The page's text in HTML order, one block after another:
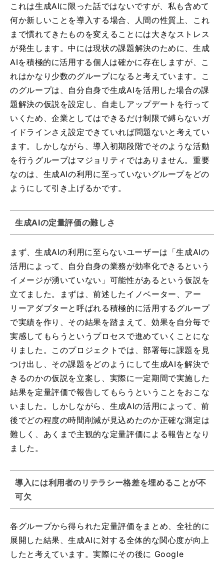
これは生成AIに限った話ではないですが、私も含めて
何か新しいことを導入する場合、人間の性質上、これ
まで慣れてきたものを変えることには大きなストレス
が発生します。中には現状の課題解決のために、生成
AIを積極的に活用する個人は確かに存在しますが、こ
れはかなり少数のグループになると考えています。こ
のグループは、自分自身で生成AIを活用した場合の課
題解決の仮説を設定し、自走しアップデートを行って
いくため、企業としてはできるだけ制限で縛らないガ
イドラインさえ設定できていれば問題ないと考えてい
ます。しかしながら、導入初期段階でそのような活動
を行うグループはマジョリティではありません。重要
なのは、生成AIの利用に至っていないグループをどの
ようにして引き上げるかです。
生成AIの定量評価の難しさ
まず、生成AIの利用に至らないユーザーは「生成AIの
活用によって、自分自身の業務が効率化できるという
イメージが湧いていない」可能性があるという仮説を
立てました。まずは、前述したイノベーター、アー
リーアダプターと呼ばれる積極的に活用するグループ
で実績を作り、その結果を踏まえて、効果を自分毎で
実感してもらうというプロセスで進めていくことにな
りました。このプロジェクトでは、部署毎に課題を見
つけ出し、その課題をどのようにして生成AIを解決で
きるのかの仮説を立案し、実際に一定期間で実施した
結果を定量評価で報告してもらうということをおこな
いました。しかしながら、生成AIの活用によって、前
後でどの程度の時間削減が見込めたのか正確な測定は
難しく、あくまで主観的な定量評価による報告となり
ました。
導入には利用者のリテラシー格差を埋めることが不
可欠
各グループから得られた定量評価をまとめ、全社的に
展開した結果、生成AIに対する全体的な関心度が向上
したと考えています。実際にその後に Google